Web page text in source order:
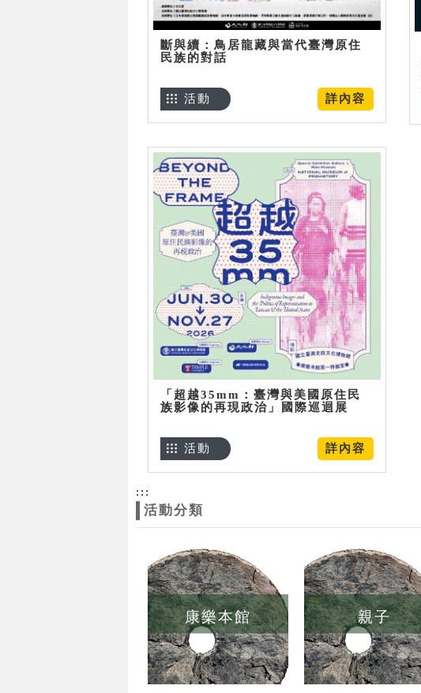
斷與續：鳥居龍藏與當代臺灣原住
民族的對話
詳內容
活動
「超越35mm：臺灣與美國原住民
族影像的再現政治」國際巡迴展
詳內容
活動
:::
活動分類
康樂本館 親子